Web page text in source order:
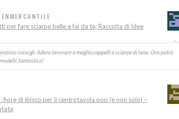
per fare sciarpe belle e fai da te, Raccolta di Idee
consigli. Adoro lavorare a maglia cappelli e sciarpe di lana. Ora potrò
fantastico!
fiore di ibisco per il centrotavola pop (e non solo) –